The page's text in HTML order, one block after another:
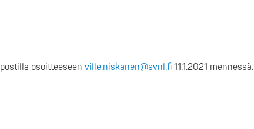
osoitteeseen ville.niskanen@svnl.fi11.1.2021 mennessä.